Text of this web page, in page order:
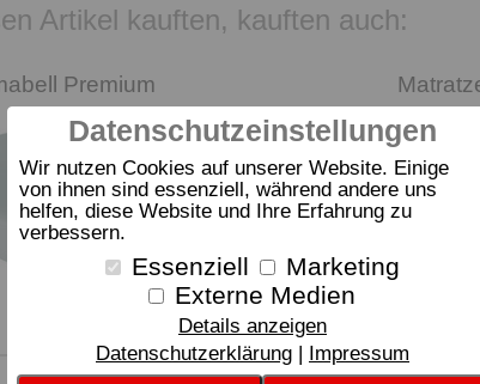
Datenschutzeinstellungen
Wir nutzen Cookies auf unserer Website. Einige
von ihnen sind essenziell, während andere uns
helfen, diese Website und Ihre Erfahrung zu
verbessern.
Essenziell
Marketing
Externe Medien
Details anzeigen
Datenschutzerklärung
Impressum
Artikel kauften, kauften auch:
Premium